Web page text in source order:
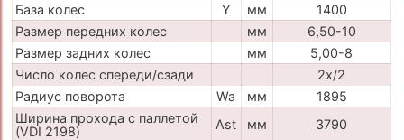
База колес
Y мм
1400
Размер передних колес
мм
6,50-10
Размер задних колес
мм
5,00-8
Число колес спереди/сзади
2x/2
Радиус поворота
Wa мм
1895
Ширина прохода с паллетой
(VDI 2198)
Ast мм
3790